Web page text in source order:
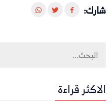
شارك:
الاكثر قراءة